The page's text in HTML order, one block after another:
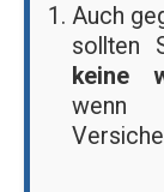
Auch
sollten
keine